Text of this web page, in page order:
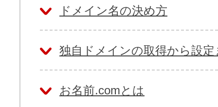
ドメイン名の決め方
独自ドメインの取得から設定
お名前.comとは